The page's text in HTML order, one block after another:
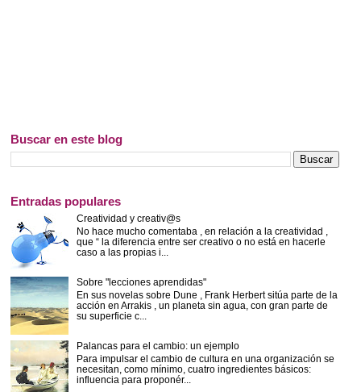
Buscar en este blog
Entradas populares
Creatividad y creativ@s
No hace mucho comentaba , en relación a la creatividad ,
que “ la diferencia entre ser creativo o no está en hacerle
caso a las propias i...
Sobre "lecciones aprendidas"
En sus novelas sobre Dune , Frank Herbert sitúa parte de la
acción en Arrakis , un planeta sin agua, con gran parte de
su superficie c...
Palancas para el cambio: un ejemplo
Para impulsar el cambio de cultura en una organización se
necesitan, como mínimo, cuatro ingredientes básicos:
influencia para proponér...